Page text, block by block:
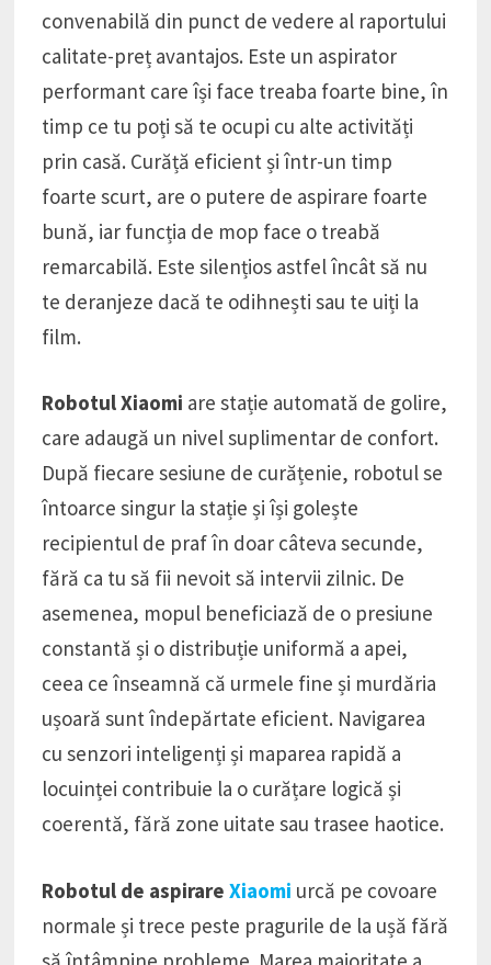
convenabilă din punct de vedere al raportului
calitate-preț avantajos. Este un aspirator
performant care își face treaba foarte bine, în
timp ce tu poți să te ocupi cu alte activități
prin casă. Curăță eficient și într-un timp
foarte scurt, are o putere de aspirare foarte
bună, iar funcția de mop face o treabă
remarcabilă. Este silențios astfel încât să nu
te deranjeze dacă te odihnești sau te uiți la
film.
Robotul Xiaomi are stație automată de golire,
care adaugă un nivel suplimentar de confort.
După fiecare sesiune de curățenie, robotul se
întoarce singur la stație și își golește
recipientul de praf în doar câteva secunde,
fără ca tu să fii nevoit să intervii zilnic. De
asemenea, mopul beneficiază de o presiune
constantă și o distribuție uniformă a apei,
ceea ce înseamnă că urmele fine și murdăria
ușoară sunt îndepărtate eficient. Navigarea
cu senzori inteligenți și maparea rapidă a
locuinței contribuie la o curățare logică și
coerentă, fără zone uitate sau trasee haotice.
Robotul de aspirareXiaomi urcă pe covoare
normale și trece peste pragurile de la ușă fără